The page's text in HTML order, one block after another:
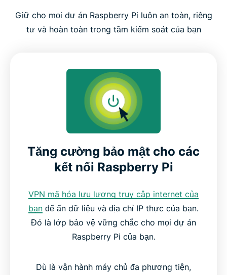
Những điều cần cân nhắc khi sử dụng VPN trên
Các tính năng của ExpressVPN dành cho người
Khả năng tương thích và hỗ trợ hệ điều hành cho
Tại sao nên chọn ExpressVPN cho Raspberry Pi
ExpressVPN so với PiVPN
Đánh giá từ những người dùng hài lòng với
Câu hỏi thường gặp: Sử dụng ExpressVPN trên
Giữ cho mọi dự án Raspberry Pi luôn an toàn, riêng
tư và hoàn toàn trong tầm kiểm soát của bạn
Tăng cường bảo mật cho các
kết nối Raspberry Pi
VPN mã hóa lưu lượng truy cập internet của
bạn để ẩn dữ liệu và địa chỉ IP thực của bạn.
Đó là lớp bảo vệ vững chắc cho mọi dự án
Raspberry Pi của bạn.
Dù là vận hành máy chủ đa phương tiện,